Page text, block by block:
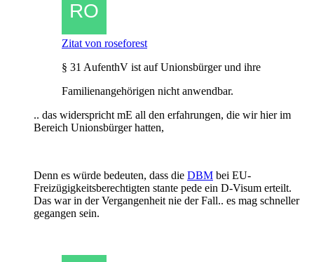
Zitat von roseforest
§ 31 AufenthV ist auf Unionsbürger und ihre
Familienangehörigen nicht anwendbar.
.. das widerspricht mE all den erfahrungen, die wir hier im
Bereich Unionsbürger hatten,
Denn es würde bedeuten, dass die DBM bei EU-
Freizügigkeitsberechtigten stante pede ein D-Visum erteilt.
Das war in der Vergangenheit nie der Fall.. es mag schneller
gegangen sein.